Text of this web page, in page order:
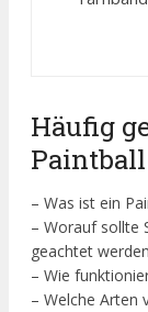
Häufig
Paintball
– Was ist ein
– Worauf sollte
geachtet
– Wie
– Welche Arten